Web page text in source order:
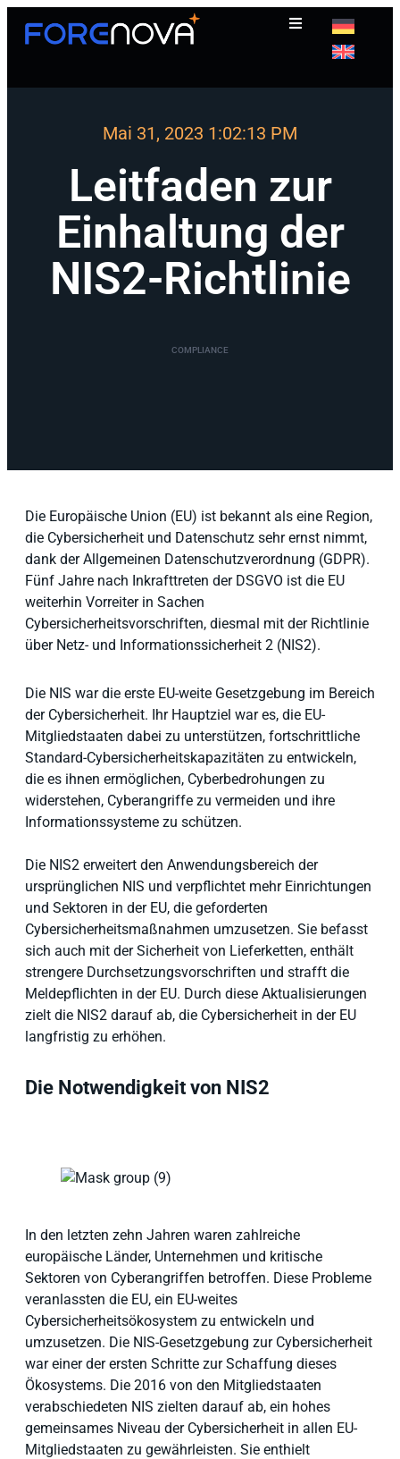
Mai 31, 2023 1:02:13 PM
Leitfaden zur
Einhaltung der
NIS2-Richtlinie
COMPLIANCE
Die Europäische Union (EU) ist bekannt als eine Region,
die Cybersicherheit und Datenschutz sehr ernst nimmt,
dank der Allgemeinen Datenschutzverordnung (GDPR).
Fünf Jahre nach Inkrafttreten der DSGVO ist die EU
weiterhin Vorreiter in Sachen
Cybersicherheitsvorschriften, diesmal mit der Richtlinie
über Netz- und Informationssicherheit 2 (NIS2).
Die NIS war die erste EU-weite Gesetzgebung im Bereich
der Cybersicherheit. Ihr Hauptziel war es, die EU-
Mitgliedstaaten dabei zu unterstützen, fortschrittliche
Standard-Cybersicherheitskapazitäten zu entwickeln,
die es ihnen ermöglichen, Cyberbedrohungen zu
widerstehen, Cyberangriffe zu vermeiden und ihre
Informationssysteme zu schützen.
Die NIS2 erweitert den Anwendungsbereich der
ursprünglichen NIS und verpflichtet mehr Einrichtungen
und Sektoren in der EU, die geforderten
Cybersicherheitsmaßnahmen umzusetzen. Sie befasst
sich auch mit der Sicherheit von Lieferketten, enthält
strengere Durchsetzungsvorschriften und strafft die
Meldepflichten in der EU. Durch diese Aktualisierungen
zielt die NIS2 darauf ab, die Cybersicherheit in der EU
langfristig zu erhöhen.
Die Notwendigkeit von NIS2
In den letzten zehn Jahren waren zahlreiche
europäische Länder, Unternehmen und kritische
Sektoren von Cyberangriffen betroffen. Diese Probleme
veranlassten die EU, ein EU-weites
Cybersicherheitsökosystem zu entwickeln und
umzusetzen. Die NIS-Gesetzgebung zur Cybersicherheit
war einer der ersten Schritte zur Schaffung dieses
Ökosystems. Die 2016 von den Mitgliedstaaten
verabschiedeten NIS zielten darauf ab, ein hohes
gemeinsames Niveau der Cybersicherheit in allen EU-
Mitgliedstaaten zu gewährleisten. Sie enthielt